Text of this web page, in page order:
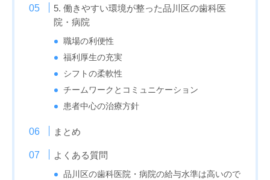
5. 働きやすい環境が整った品川区の歯科医
院・病院
職場の利便性
福利厚生の充実
シフトの柔軟性
チームワークとコミュニケーション
患者中心の治療方針
まとめ
よくある質問
品川区の歯科医院・病院の給与水準は高いので